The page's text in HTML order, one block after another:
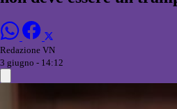
Redazione VN
3 giugno - 14:12